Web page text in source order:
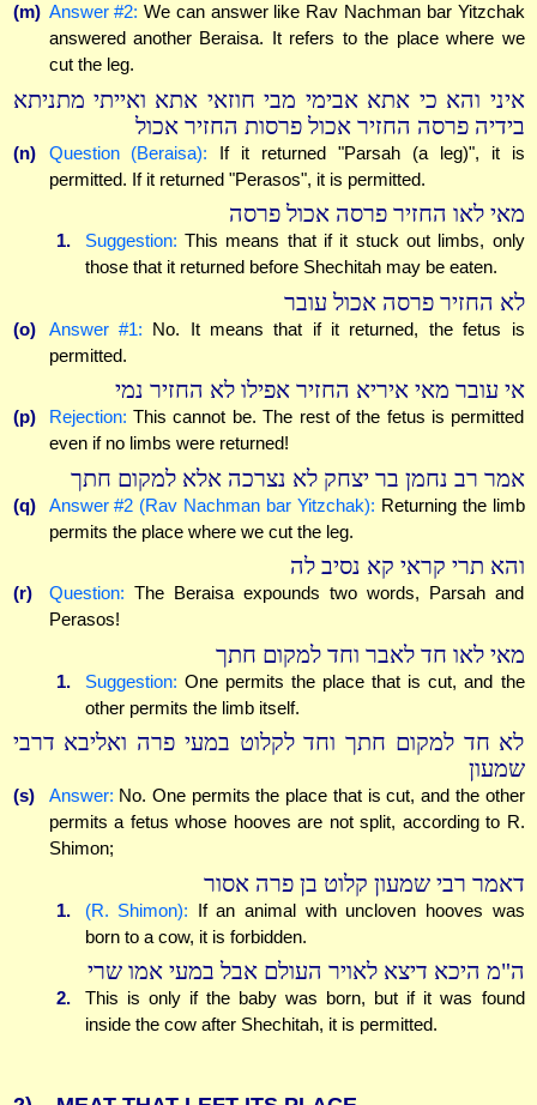
(m) Answer #2: We can answer like Rav Nachman bar Yitzchak
answered another Beraisa. It refers to the place where we
cut the leg.
איני והא כי אתא אבימי מבי חוזאי אתא ואייתי מתניתא
בידיה פרסה החזיר אכול פרסות החזיר אכול
(n) Question (Beraisa): If it returned "Parsah (a leg)", it is
permitted. If it returned "Perasos", it is permitted.
מאי לאו החזיר פרסה אכול פרסה
1. Suggestion: This means that if it stuck out limbs, only
those that it returned before Shechitah may be eaten.
לא החזיר פרסה אכול עובר
(o) Answer #1: No. It means that if it returned, the fetus is
permitted.
אי עובר מאי איריא החזיר אפילו לא החזיר נמי
(p) Rejection: This cannot be. The rest of the fetus is permitted
even if no limbs were returned!
אמר רב נחמן בר יצחק לא נצרכה אלא למקום חתך
(q) Answer #2 (Rav Nachman bar Yitzchak): Returning the limb
permits the place where we cut the leg.
והא תרי קראי קא נסיב לה
(r) Question: The Beraisa expounds two words, Parsah and
Perasos!
מאי לאו חד לאבר וחד למקום חתך
1. Suggestion: One permits the place that is cut, and the
other permits the limb itself.
לא חד למקום חתך וחד לקלוט במעי פרה ואליבא דרבי
שמעון
(s) Answer: No. One permits the place that is cut, and the other
permits a fetus whose hooves are not split, according to R.
Shimon;
דאמר רבי שמעון קלוט בן פרה אסור
1. (R. Shimon): If an animal with uncloven hooves was
born to a cow, it is forbidden.
ה"מ היכא דיצא לאויר העולם אבל במעי אמו שרי
2.
This is only if the baby was born, but if it was found
inside the cow after Shechitah, it is permitted.